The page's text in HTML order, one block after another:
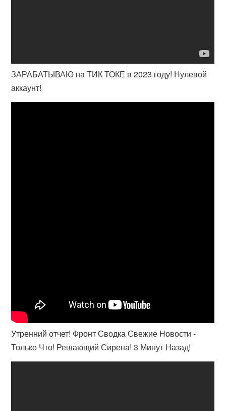
ЗАРАБАТЫВАЮ на ТИК ТОКЕ в 2023 году! Нулевой
аккаунт!
Утренний отчет! Фронт Сводка Свежие Новости -
Только Что! Решающий Сирена! 3 Минут Назад!